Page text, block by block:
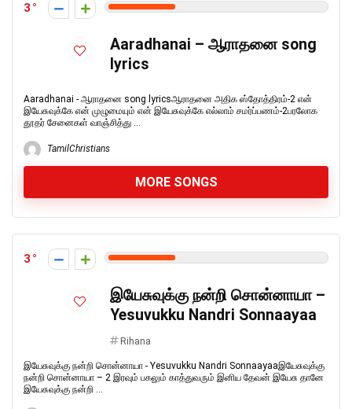
3
Aaradhanai – ஆராதனை song
lyrics
Aaradhanai - ஆராதனை song lyricsஆராதனை அதிக ஸ்தோத்திரம்-2 என்
இயேசுவுக்கே என் முழுமையும் என் இயேசுவுக்கே எல்லாம் சமர்ப்பணம்-2பரலோக
தூதர் சேனைகள் வாஞ்சித்து ...
TamilChristians
MORE SONGS
3
இயேசுவுக்கு நன்றி சொன்னாயா –
Yesuvukku Nandri Sonnaayaa
Rihana
இயேசுவுக்கு நன்றி சொன்னாயா - Yesuvukku Nandri Sonnaayaaஇயேசுவுக்கு
நன்றி சொன்னாயா – 2 இரவும் பகலும் காத்துவரும் இனிய தேவன் இயேசு தானே
இயேசுவுக்கு நன்றி ...